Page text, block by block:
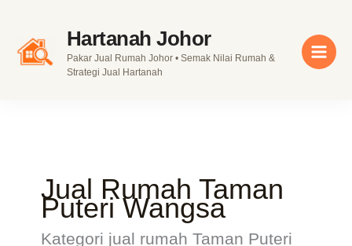
content
Hartanah Johor
Pakar Jual Rumah Johor • Semak Nilai Rumah &
Strategi Jual Hartanah
Jual Rumah Taman
Puteri Wangsa
Kategori jual rumah Taman Puteri